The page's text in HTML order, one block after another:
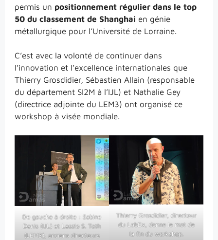
permis un positionnement régulier dans le top
50 du classement de Shanghai en génie
métallurgique pour l’Université de Lorraine.
C’est avec la volonté de continuer dans
l’innovation et l’excellence internationales que
Thierry Grosdidier, Sébastien Allain (responsable
du département SI2M à l’IJL) et Nathalie Gey
(directrice adjointe du LEM3) ont organisé ce
workshop à visée mondiale.
De gauche à droite : Sabine
Denis (IJL) et Laszlo S. Toth
(LEM3), anciens directeurs
Thierry Grosdidier, directeur
du LabEx, donne le mot de
la fin du workshop.